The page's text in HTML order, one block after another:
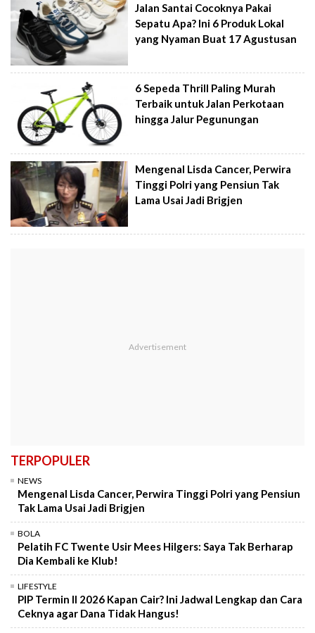
Jalan Santai Cocoknya Pakai
Sepatu Apa? Ini 6 Produk Lokal
yang Nyaman Buat 17 Agustusan
6 Sepeda Thrill Paling Murah
Terbaik untuk Jalan Perkotaan
hingga Jalur Pegunungan
Mengenal Lisda Cancer, Perwira
Tinggi Polri yang Pensiun Tak
Lama Usai Jadi Brigjen
TERPOPULER
NEWS
Mengenal Lisda Cancer, Perwira Tinggi Polri yang Pensiun
Tak Lama Usai Jadi Brigjen
BOLA
Pelatih FC Twente Usir Mees Hilgers: Saya Tak Berharap
Dia Kembali ke Klub!
LIFESTYLE
PIP Termin II 2026 Kapan Cair? Ini Jadwal Lengkap dan Cara
Ceknya agar Dana Tidak Hangus!